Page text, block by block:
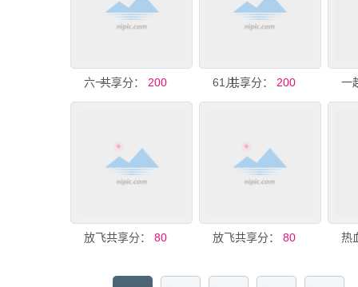
六一七彩童年放飞梦想场景
共享分： 200 61儿童节 缤纷童年放飞梦想
共享分： 200
放飞梦想图片
共享分： 80 放飞梦想
共享分： 80